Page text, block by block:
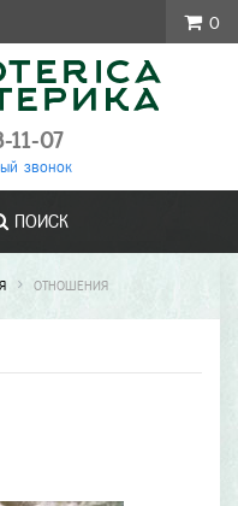
11-07
звонок
ПОИСК
ОТНОШЕНИЯ
0